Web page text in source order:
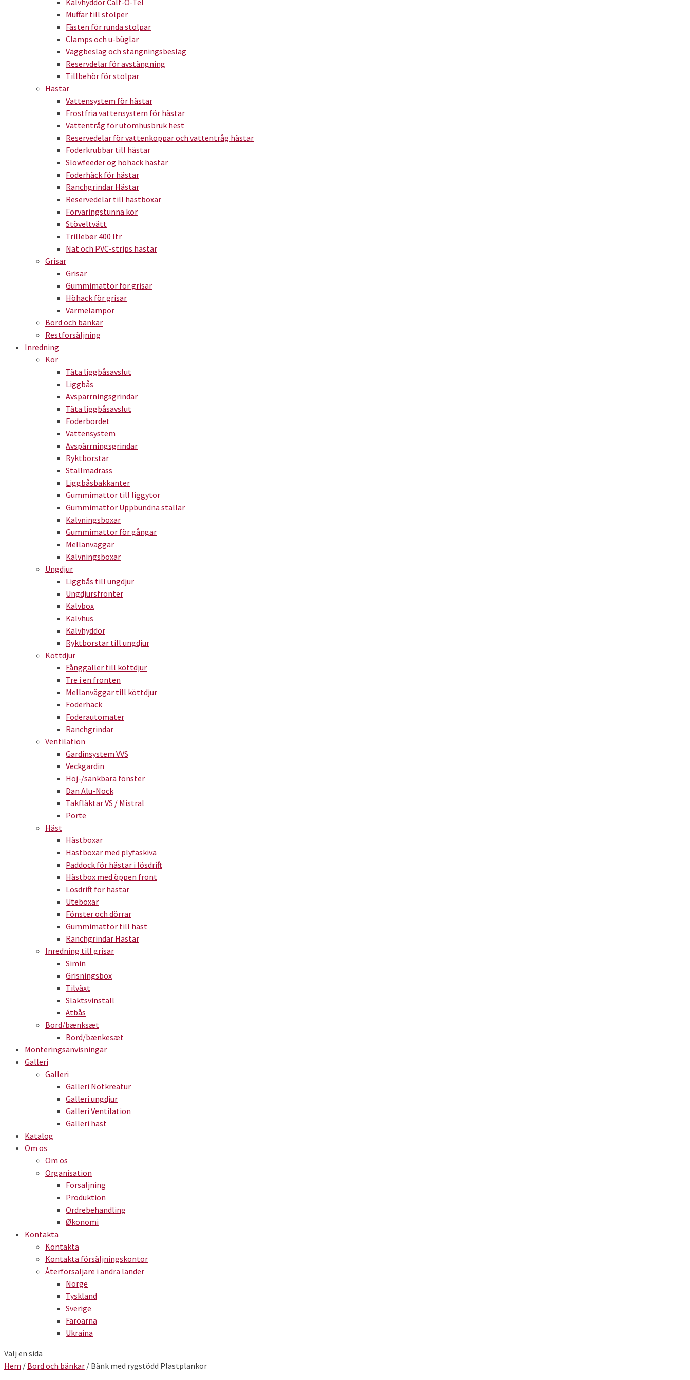
Kalvhyddor Calf-O-Tel
Muffar till stolper
Fästen för runda stolpar
Clamps och u-büglar
Väggbeslag och stängningsbeslag
Reservdelar för avstängning
Tillbehör för stolpar
Hästar
Vattensystem för hästar
Frostfria vattensystem för hästar
Vattentråg för utomhusbruk hest
Reservedelar för vattenkoppar och vattentråg hästar
Foderkrubbar till hästar
Slowfeeder og höhack hästar
Foderhäck för hästar
Ranchgrindar Hästar
Reservedelar till hästboxar
Förvaringstunna kor
Stöveltvätt
Trillebør 400 ltr
Nät och PVC-strips hästar
Grisar
Grisar
Gummimattor för grisar
Höhack för grisar
Värmelampor
Bord och bänkar
Restforsäljning
Inredning
Kor
Täta liggbåsavslut
Liggbås
Avspärrningsgrindar
Täta liggbåsavslut
Foderbordet
Vattensystem
Avspärrningsgrindar
Ryktborstar
Stallmadrass
Liggbåsbakkanter
Gummimattor till liggytor
Gummimattor Uppbundna stallar
Kalvningsboxar
Gummimattor för gångar
Mellanväggar
Kalvningsboxar
Ungdjur
Liggbås till ungdjur
Ungdjursfronter
Kalvbox
Kalvhus
Kalvhyddor
Ryktborstar till ungdjur
Köttdjur
Fånggaller till köttdjur
Tre i en fronten
Mellanväggar till köttdjur
Foderhäck
Foderautomater
Ranchgrindar
Ventilation
Gardinsystem VVS
Veckgardin
Höj-/sänkbara fönster
Dan Alu-Nock
Takfläktar VS / Mistral
Porte
Häst
Hästboxar
Hästboxar med plyfaskiva
Paddock för hästar i lösdrift
Hästbox med öppen front
Lösdrift för hästar
Uteboxar
Fönster och dörrar
Gummimattor till häst
Ranchgrindar Hästar
Inredning till grisar
Simin
Grisningsbox
Tilväxt
Slaktsvinstall
Ätbås
Bord/bænksæt
Bord/bænkesæt
Monteringsanvisningar
Galleri
Galleri
Galleri Nötkreatur
Galleri ungdjur
Galleri Ventilation
Galleri häst
Katalog
Om os
Om os
Organisation
Forsaljning
Produktion
Ordrebehandling
Økonomi
Kontakta
Kontakta
Kontakta försäljningskontor
Återförsäljare i andra länder
Norge
Tyskland
Sverige
Färöarna
Ukraina
Välj en sida
Hem / Bord och bänkar / Bänk med rygstödd Plastplankor